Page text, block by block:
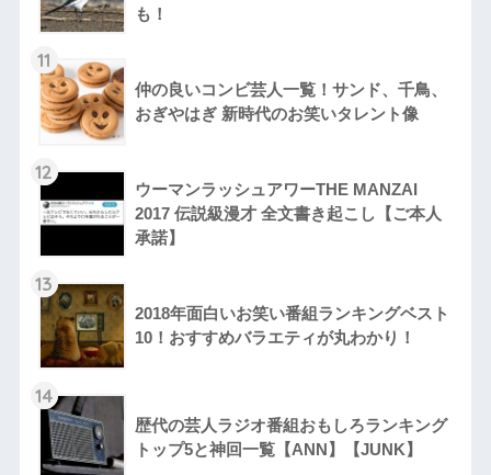
も！
11
仲の良いコンビ芸人一覧！サンド、千鳥、
おぎやはぎ 新時代のお笑いタレント像
12
ウーマンラッシュアワーTHE MANZAI
2017 伝説級漫才 全文書き起こし【ご本人
承諾】
13
2018年面白いお笑い番組ランキングベスト
10！おすすめバラエティが丸わかり！
14
歴代の芸人ラジオ番組おもしろランキング
トップ5と神回一覧【ANN】【JUNK】